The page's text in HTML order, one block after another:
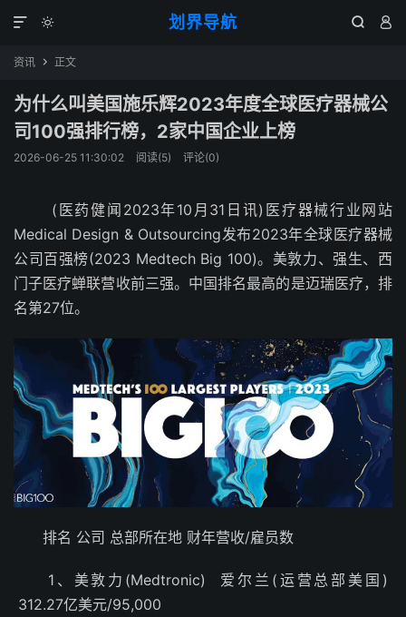
划界导航
  

资讯  正文
为什么叫美国施乐辉2023年度全球医疗器械公
司100强排行榜，2家中国企业上榜
2026-06-25 11:30:02 阅读(5) 评论(0)
(医药健闻2023年10月31日讯)医疗器械行业网站
Medical Design & Outsourcing发布2023年全球医疗器械
公司百强榜(2023 Medtech Big 100)。美敦力、强生、西
门子医疗蝉联营收前三强。中国排名最高的是迈瑞医疗，排
名第27位。
排名 公司 总部所在地 财年营收/雇员数
1、美敦力(Medtronic) 爱尔兰(运营总部美国)
312.27亿美元/95,000